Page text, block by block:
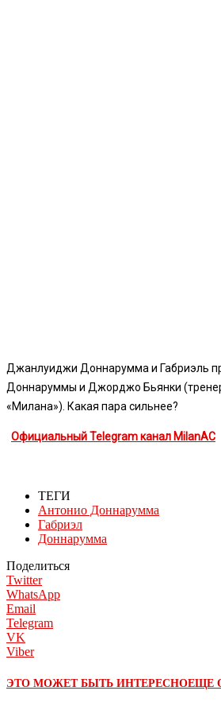
Джанлуиджи Доннарумма и Габриэль
Доннаруммы и Джорджо Бьянки
«Милана»). Какая пара сильнее?
Официальный Telegram канал MilanAC
ТЕГИ
Антонио Доннарумма
Габриэл
Доннарумма
Поделиться
Twitter
WhatsApp
Email
Telegram
VK
Viber
ЭТО МОЖЕТ БЫТЬ ИНТЕРЕСНОЕЩЕ